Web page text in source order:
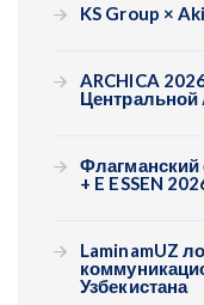
KS Group ×
ARCHICA
Центральной
Флагманский
+ E ESSEN
LaminamUZ
Узбекистана